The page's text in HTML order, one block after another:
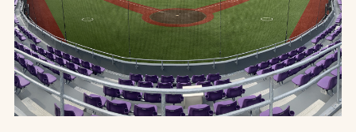
文字の見えづらさや操作にお困りの方へ